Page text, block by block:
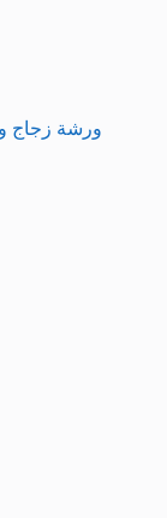
ورشة زجاج